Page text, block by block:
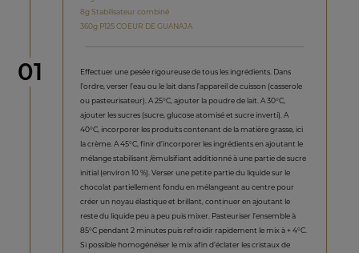
étape
01
8g Stabilisateur combiné
360g P125 COEUR DE GUANAJA
Effectuer une pesée rigoureuse de tous les ingrédients. Dans
l’ordre, verser l’eau ou le lait dans l’appareil de cuisson (casserole
ou pasteurisateur). A 25°C, ajouter la poudre de lait. A 30°C,
ajouter les sucres (sucre, glucose atomisé et sucre inverti). A
40°C, incorporer les produits contenant de la matière grasse, ici
la crème. A 45°C, finir d’incorporer les ingrédients en ajoutant le
mélange stabilisant /émulsifiant additionné à une partie de sucre
initial (environ 10 %). Verser une petite partie du liquide sur le
chocolat partiellement fondu en mélangeant au centre pour
créer un noyau élastique et brillant, continuer en ajoutant le
reste du liquide peu a peu puis mixer. Pasteuriser l’ensemble à
85°C pendant 2 minutes puis refroidir rapidement le mix à + 4°C.
Si possible homogénéiser le mix afin d’éclater les cristaux de